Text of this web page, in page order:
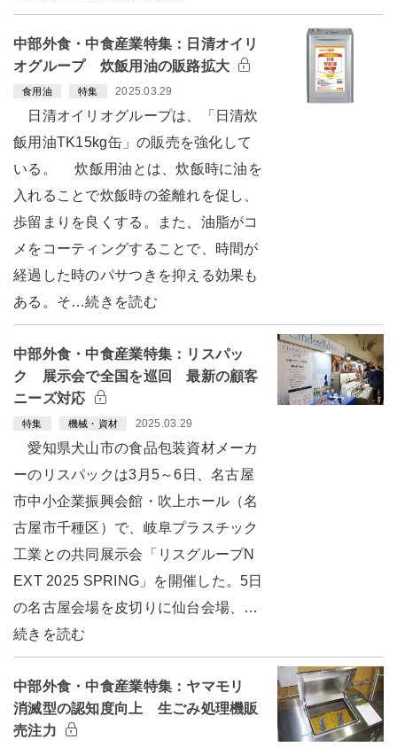
中部外食・中食産業特集：日清オイリ
オグループ 炊飯用油の販路拡大
食用油 特集 2025.03.29
日清オイリオグループは、「日清炊
飯用油TK15kg缶」の販売を強化して
いる。 炊飯用油とは、炊飯時に油を
入れることで炊飯時の釜離れを促し、
歩留まりを良くする。また、油脂がコ
メをコーティングすることで、時間が
経過した時のパサつきを抑える効果も
ある。そ…続きを読む
中部外食・中食産業特集：リスパッ
ク 展示会で全国を巡回 最新の顧客
ニーズ対応
特集 機械・資材 2025.03.29
愛知県犬山市の食品包装資材メーカ
ーのリスパックは3月5～6日、名古屋
市中小企業振興会館・吹上ホール（名
古屋市千種区）で、岐阜プラスチック
工業との共同展示会「リスグループN
EXT 2025 SPRING」を開催した。5日
の名古屋会場を皮切りに仙台会場、…
続きを読む
中部外食・中食産業特集：ヤマモリ
消滅型の認知度向上 生ごみ処理機販
売注力